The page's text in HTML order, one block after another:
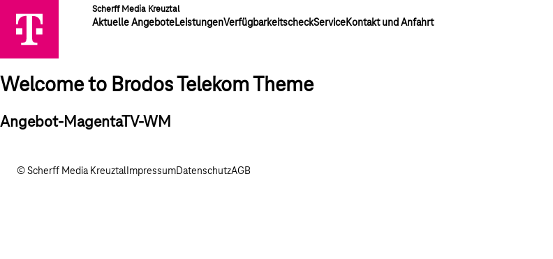
Scherff Media Kreuztal
Aktuelle AngeboteLeistungenVerfügbarkeitscheckServiceKontakt und Anfahrt
Welcome to Brodos Telekom Theme
Angebot-MagentaTV-WM
© Scherff Media Kreuztal ImpressumDatenschutzAGB